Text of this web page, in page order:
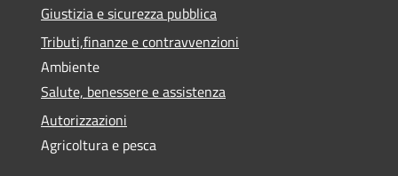
Giustizia e sicurezza pubblica
Tributi,finanze e contravvenzioni
Ambiente
Salute, benessere e assistenza
Autorizzazioni
Agricoltura e pesca